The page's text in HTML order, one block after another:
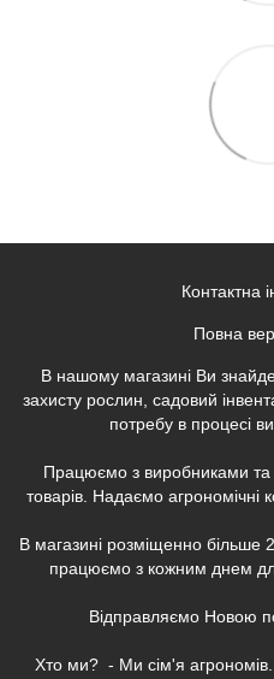
Контактна
Повна
В нашому магазині Ви
захисту рослин, садовий
потребу в процесі
Працюємо з виробниками та
товарів. Надаємо агрономічні
В магазині розміщенно більше
працюємо з кожним днем
Відправляємо Новою
Хто ми? - Ми сім'я